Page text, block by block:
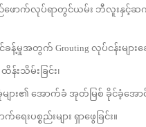
လုပ်ရာတွင်ယမ်း ဘီလူးနှင့်ဆက်
တွက် Grouting လုပ်ငန်းများဆေ
သိမ်းခြင်း၊
အောက်ခံ အုတ်မြစ် ခိုင်ခံ့အောင်ပြု
စ္စည်းများ ရှာဖွေခြင်း။